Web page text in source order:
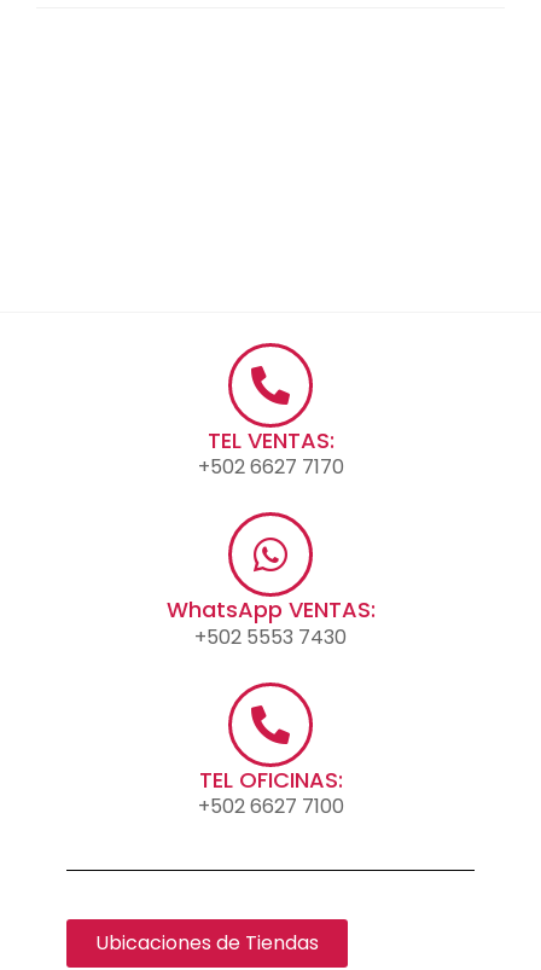
TEL VENTAS:
+502 6627 7170
WhatsApp VENTAS:
+502 5553 7430
TEL OFICINAS:
+502 6627 7100
Ubicaciones de Tiendas